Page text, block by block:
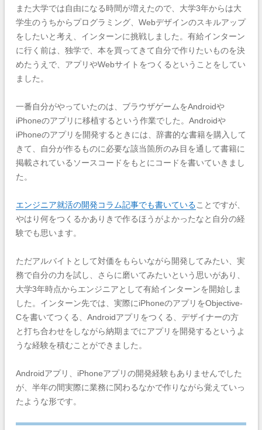
また大学では自由になる時間が増えたので、大学3年からは大
学生のうちからプログラミング、Webデザインのスキルアップ
をしたいと考え、インターンに挑戦しました。有給インターン
に行く前は、独学で、本を買ってきて自分で作りたいものを決
めたうえで、アプリやWebサイトをつくるということをしてい
ました。
一番自分がやっていたのは、ブラウザゲームをAndroidや
iPhoneのアプリに移植するという作業でした。Androidや
iPhoneのアプリを開発するときには、辞書的な書籍を購入して
きて、自分が作るものに必要な該当箇所のみ目を通して書籍に
掲載されているソースコードをもとにコードを書いていきまし
た。
エンジニア就活の開発コラム記事でも書いていることですが、
やはり何をつくるかありきで作るほうがよかったなと自分の経
験でも思います。
ただアルバイトとして対価をもらいながら開発してみたい、実
務で自分の力を試し、さらに磨いてみたいという思いがあり、
大学3年時点からエンジニアとして有給インターンを開始しま
した。インターン先では、実際にiPhoneのアプリをObjective-
Cを書いてつくる、Androidアプリをつくる、デザイナーの方
と打ち合わせをしながら納期までにアプリを開発するというよ
うな経験を積むことができました。
Androidアプリ、iPhoneアプリの開発経験もありませんでした
が、半年の間実際に業務に関わるなかで作りながら覚えていっ
たような形です。